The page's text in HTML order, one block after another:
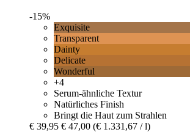
-15%
Exquisite
Transparent
Dainty
Delicate
Wonderful
+4
Serum-ähnliche Textur
Natürliches Finish
Bringt die Haut zum Strahlen
€ 39,95 € 47,00 (€ 1.331,67 / l)